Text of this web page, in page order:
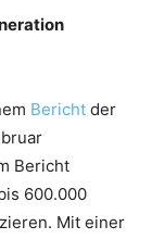
Bericht der
Bericht
600.000
Mit einer